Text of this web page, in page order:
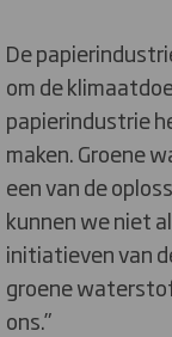
De
om de
papierindustrie
maken. Groene
een van de
kunnen we niet
initiatieven van
groene
ons.”